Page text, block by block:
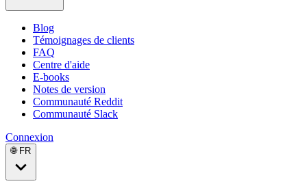
Blog
Témoignages de clients
FAQ
Centre d'aide
E-books
Notes de version
Communauté Reddit
Communauté Slack
Connexion
🌐 FR